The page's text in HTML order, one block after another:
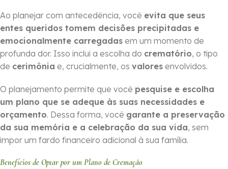
Ao planejar com antecedência, você evita que seus
entes queridos tomem decisões precipitadas e
emocionalmente carregadas em um momento de
profunda dor. Isso inclui a escolha do crematório, o tipo
de cerimônia e, crucialmente, os valores envolvidos.
O planejamento permite que você pesquise e escolha
um plano que se adeque às suas necessidades e
orçamento. Dessa forma, você garante a preservação
da sua memória e a celebração da sua vida, sem
impor um fardo financeiro adicional à sua família.
Benefícios de Optar por um Plano de Cremação